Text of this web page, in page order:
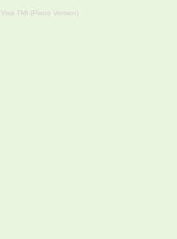
Viva TMI (Piano Version)